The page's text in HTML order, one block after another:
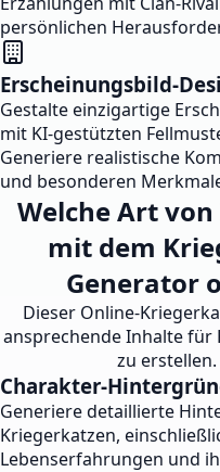
persönlichen
Erscheinungsbild-
Gestalte einzigartige
mit KI-gestützten
Generiere realistische
und besonderen
Welche Art
mit dem
Generator
Dieser Online-
ansprechende Inhalte für
zu
Charakter-
Generiere detaillierte
Kriegerkatzen,
Lebenserfahrungen und